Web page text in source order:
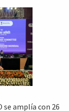
se amplía con 26